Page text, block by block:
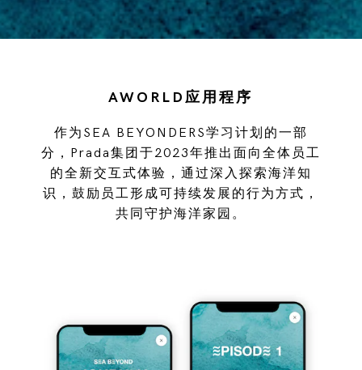
AWORLD应用程序
作为SEA BEYONDERS学习计划的一部
分，Prada集团于2023年推出面向全体员工
的全新交互式体验，通过深入探索海洋知
识，鼓励员工形成可持续发展的行为方式，
共同守护海洋家园。